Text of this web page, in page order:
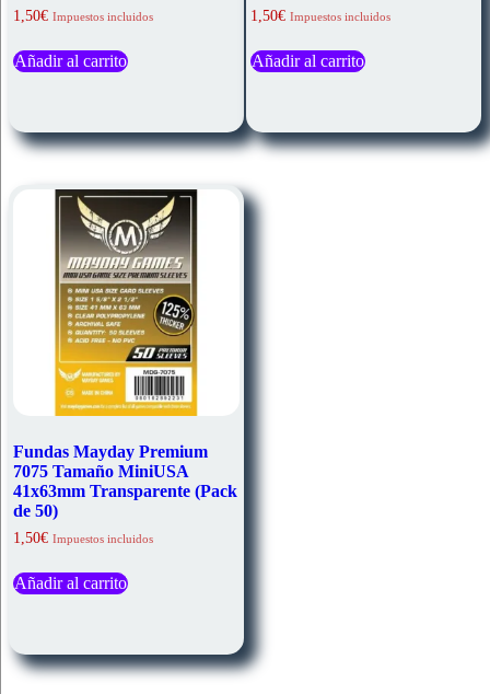
1,50€ Impuestos incluidos
Añadir al carrito
1,50€ Impuestos incluidos
Añadir al carrito
Fundas Mayday Premium
7075 Tamaño MiniUSA
41x63mm Transparente (Pack
de 50)
1,50€ Impuestos incluidos
Añadir al carrito